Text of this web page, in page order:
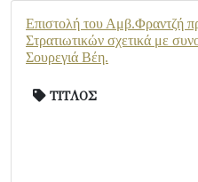
Επιστολή του Αμβ.Φραντζή
Στρατιωτικών σχετικά με
Σουρεγιά Βέη.
ΤΙΤΛΟΣ